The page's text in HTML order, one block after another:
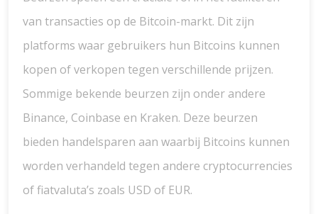
van transacties op de Bitcoin-markt. Dit zijn
platforms waar gebruikers hun Bitcoins kunnen
kopen of verkopen tegen verschillende prijzen.
Sommige bekende beurzen zijn onder andere
Binance, Coinbase en Kraken. Deze beurzen
bieden handelsparen aan waarbij Bitcoins kunnen
worden verhandeld tegen andere cryptocurrencies
of fiatvaluta’s zoals USD of EUR.